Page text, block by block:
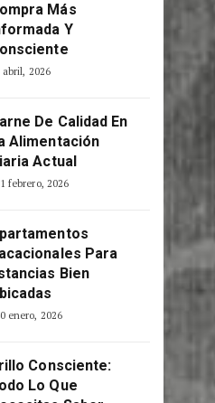
Más
Y
abril, 2026
De Calidad En
Alimentación
Actual
febrero, 2026
Para
Bien
enero, 2026
Consciente:
Lo Que